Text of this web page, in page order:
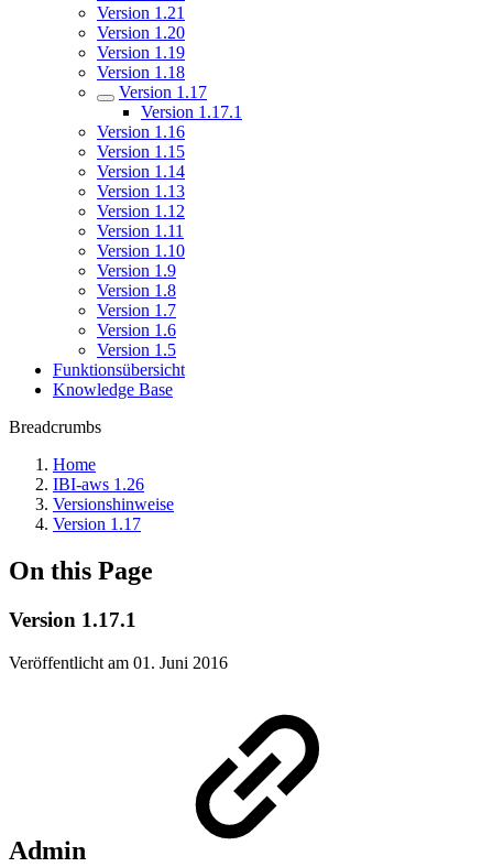
Version 1.21
Version 1.20
Version 1.19
Version 1.18
Version 1.17
Version 1.17.1
Version 1.16
Version 1.15
Version 1.14
Version 1.13
Version 1.12
Version 1.11
Version 1.10
Version 1.9
Version 1.8
Version 1.7
Version 1.6
Version 1.5
Funktionsübersicht
Knowledge Base
Breadcrumbs
Home
IBI-aws 1.26
Versionshinweise
Version 1.17
On this Page
Version 1.17.1
Veröffentlicht am 01. Juni 2016
Admin